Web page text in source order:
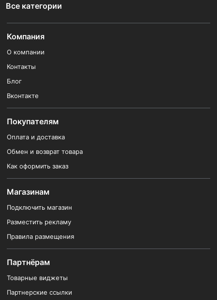
Все категории
Компания
О компании
Контакты
Блог
Вконтакте
Покупателям
Оплата и доставка
Обмен и возврат товара
Как оформить заказ
Магазинам
Подключить магазин
Разместить рекламу
Правила размещения
Партнёрам
Товарные виджеты
Партнерские ссылки